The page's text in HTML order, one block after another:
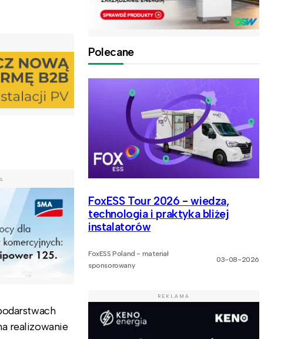
realizowanie
Polecane
FoxESS Tour 2026 - wiedza,
technologia i praktyka bliżej
instalatorów
FoxESS Poland - materiał
sponsorowany
03-08-2026
REKLAMA